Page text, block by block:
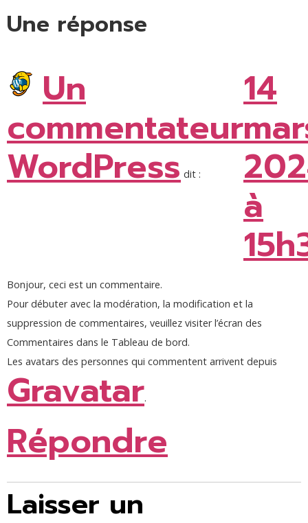
Une réponse
Un
commentateur
WordPress dit :
14
à
Bonjour, ceci est un commentaire.
Pour débuter avec la modération, la modification et la
suppression de commentaires, veuillez visiter l’écran des
Commentaires dans le Tableau de bord.
Les avatars des personnes qui commentent arrivent depuis
Gravatar.
Répondre
Laisser un